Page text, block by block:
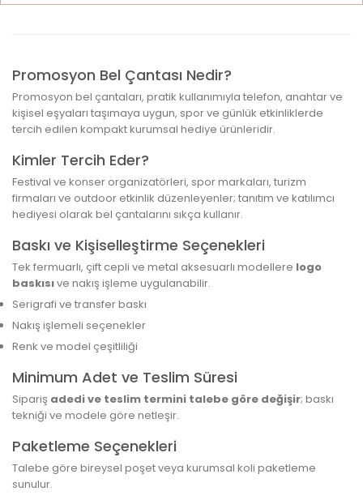
Promosyon Bel Çantası Nedir?
Promosyon bel çantaları, pratik kullanımıyla telefon, anahtar ve
kişisel eşyaları taşımaya uygun, spor ve günlük etkinliklerde
tercih edilen kompakt kurumsal hediye ürünleridir.
Kimler Tercih Eder?
Festival ve konser organizatörleri, spor markaları, turizm
firmaları ve outdoor etkinlik düzenleyenler; tanıtım ve katılımcı
hediyesi olarak bel çantalarını sıkça kullanır.
Baskı ve Kişiselleştirme Seçenekleri
Tek fermuarlı, çift cepli ve metal aksesuarlı modellere logo
baskısıve nakış işleme uygulanabilir.
Serigrafi ve transfer baskı
Nakış işlemeli seçenekler
Renk ve model çeşitliliği
Minimum Adet ve Teslim Süresi
Sipariş adedi ve teslim termini talebe göre değişir; baskı
tekniği ve modele göre netleşir.
Paketleme Seçenekleri
Talebe göre bireysel poşet veya kurumsal koli paketleme
sunulur.